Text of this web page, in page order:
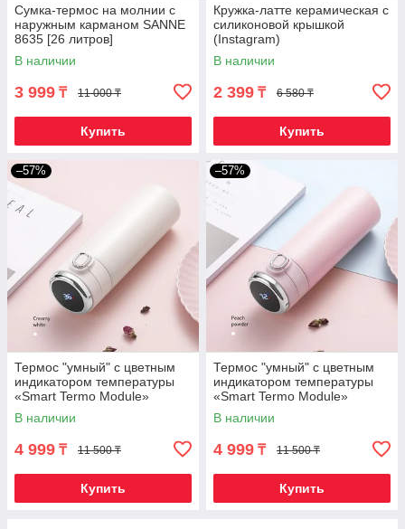
Сумка-термос на молнии с
наружным карманом SANNE
8635 [26 литров]
(Оранжевый)
В наличии
3 999 ₸ 11 000 ₸
Купить
Кружка-латте керамическая с
силиконовой крышкой
(Instagram)
В наличии
2 399 ₸ 6 580 ₸
Купить
–57%
Термос "умный" с цветным
индикатором температуры
«Smart Termo Module»
(Белая ночь / 420 мл)
В наличии
4 999 ₸ 11 500 ₸
Купить
–57%
Термос "умный" с цветным
индикатором температуры
«Smart Termo Module»
(Хрустальная роза / 420 мл)
В наличии
4 999 ₸ 11 500 ₸
Купить